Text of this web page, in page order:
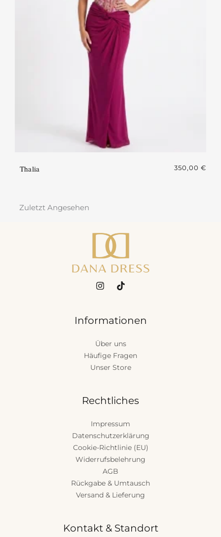
Thalia 350,00 €
Zuletzt Angesehen
Informationen
Über uns
Häufige Fragen
Unser Store
Rechtliches
Impressum
Datenschutzerklärung
Cookie-Richtlinie (EU)
Widerrufsbelehrung
AGB
Rückgabe & Umtausch
Versand & Lieferung
Kontakt & Standort